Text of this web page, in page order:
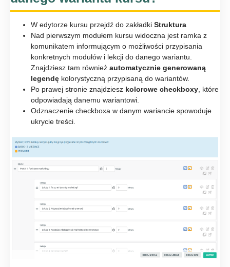
W edytorze kursu przejdź do zakładki Struktura
Nad pierwszym modułem kursu widoczna jest ramka z
komunikatem informującym o możliwości przypisania
konkretnych modułów i lekcji do danego wariantu.
Znajdziesz tam również automatycznie generowaną
legendę kolorystyczną przypisaną do wariantów.
Po prawej stronie znajdziesz kolorowe checkboxy , które
odpowiadają danemu wariantowi.
Odznaczenie checkboxa w danym wariancie spowoduje
ukrycie treści.